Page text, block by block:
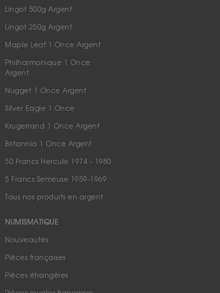
Lingot 500g Argent
Lingot 250g Argent
Maple Leaf 1 Once Argent
Philharmonique 1 Once
Argent
Nugget 1 Once Argent
Silver Eagle 1 Once
Krugerrand 1 Once Argent
Britannia 1 Once Argent
50 Francs Hercule 1974 - 1980
5 Francs Semeuse 1959-1969
Tous nos produits en argent
NUMISMATIQUE
Nouveautés
Pièces françaises
Pièces étrangères